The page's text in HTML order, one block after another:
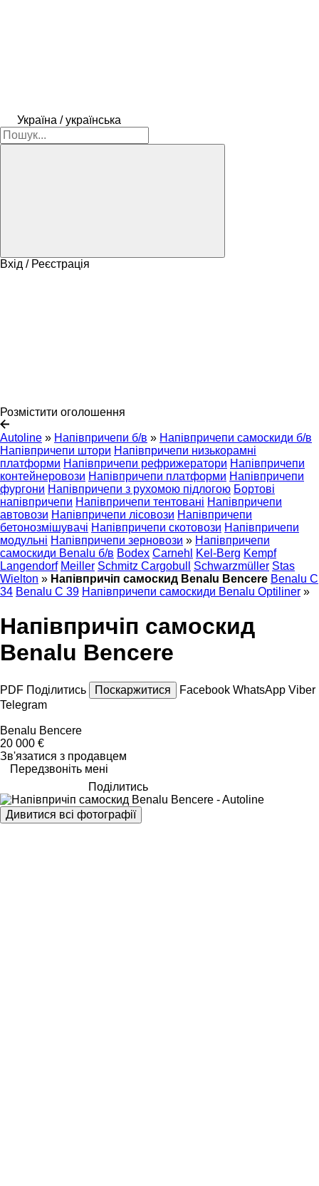
Україна / українська
Вхід / Реєстрація
Розмістити оголошення
Autoline » Напівпричепи б/в » Напівпричепи самоскиди б/в
Напівпричепи штори Напівпричепи низькорамні
платформи Напівпричепи рефрижератори Напівпричепи
контейнеровози Напівпричепи платформи Напівпричепи
фургони Напівпричепи з рухомою підлогою Бортові
напівпричепи Напівпричепи тентовані Напівпричепи
автовози Напівпричепи лісовози Напівпричепи
бетонозмішувачі Напівпричепи скотовози Напівпричепи
модульні Напівпричепи зерновози » Напівпричепи
самоскиди Benalu б/в Bodex Carnehl Kel-Berg Kempf
Langendorf Meiller Schmitz Cargobull Schwarzmüller Stas
Wielton » Напівпричіп самоскид Benalu Bencere Benalu C
34 Benalu C 39 Напівпричепи самоскиди Benalu Optiliner »
Напівпричіп самоскид
Benalu Bencere
PDF Поділитись Поскаржитися Facebook WhatsApp Viber
Telegram
Benalu Bencere
20 000 €
Зв'язатися з продавцем
Передзвоніть мені
Поділитись
Дивитися всі фотографії